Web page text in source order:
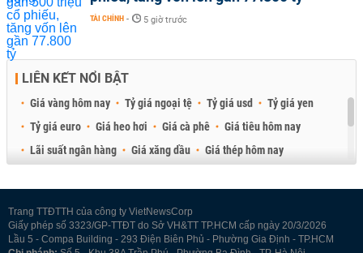
TÀI CHÍNH - 5 giờ trước
LIÊN KẾT NỔI BẬT
Giá vàng hôm nay Tỷ giá ngoại tệ Tỷ giá usd
Tỷ giá yen
Tỷ giá euro
Giá heo hơi Giá cà phê
Giá tiêu hôm nay
Lãi suất ngân hàng
Giá xăng dầu
Giá thép hôm nay
Trang TTĐTTH của công ty VietNewsCorp
Giấy phép số 3323/GP-TTĐT do Sở VH&TT TP.HCM cấp ngày 20/3/2026
Lầu 5 - Compa Building - 293 Điện Biên Phủ - Phường Gia Định - TP.HCM